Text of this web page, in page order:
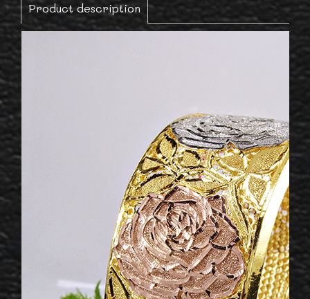
Product description